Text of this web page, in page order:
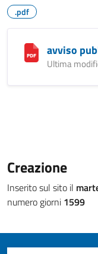
.pdf
avviso
Ultima
Creazione
Inserito sul sito il
numero giorni 1599